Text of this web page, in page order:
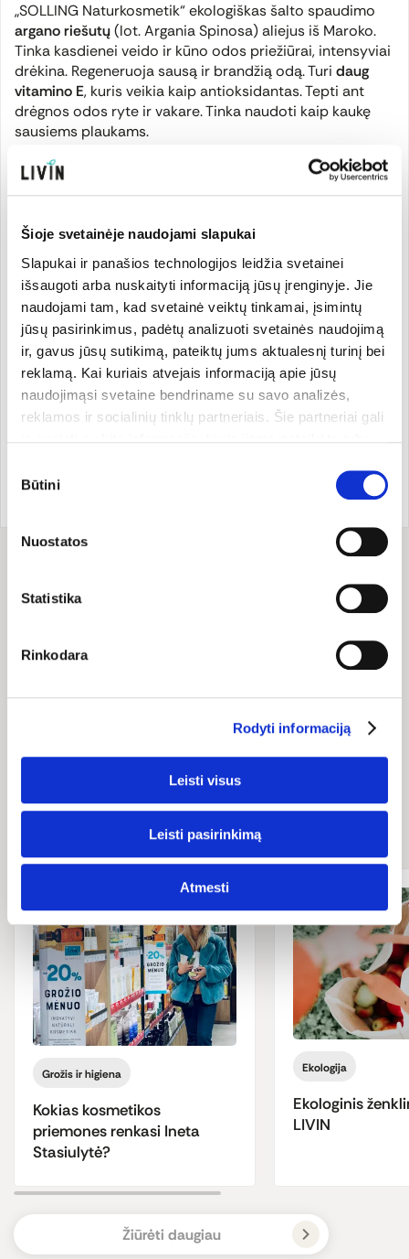
Šioje svetainėje naudojami slapukai
Slapukai ir panašios technologijos leidžia svetainei
išsaugoti arba nuskaityti informaciją jūsų įrenginyje. Jie
naudojami tam, kad svetainė veiktų tinkamai, įsimintų
jūsų pasirinkimus, padėtų analizuoti svetainės naudojimą
ir, gavus jūsų sutikimą, pateiktų jums aktualesnį turinį bei
reklamą. Kai kuriais atvejais informaciją apie jūsų
naudojimąsi svetaine bendriname su savo analizės,
reklamos ir socialinių tinklų partneriais. Šie partneriai gali
pasirinkti, su kuriomis slapukų kategorijomis sutinkate.
Savo sutikimą galite bet kada pakeisti arba atšaukti
atsisakius tam tikrų slapukų dalis svetainės funkcijų gali
pasirinkimas
Būtini
Nuostatos
Statistika
Rinkodara
Rodyti informaciją
Leisti visus
Leisti pasirinkimą
Atmesti
„SOLLING Naturkosmetik“ ekologiškas šalto spaudimo
argano riešutų(lot.Argania Spinosa) aliejus iš Maroko.
Tinka kasdienei veido ir kūno odos priežiūrai, intensyviai
drėkina. Regeneruoja sausą ir brandžią odą. Turi daug
vitamino E, kuris veikia kaip antioksidantas. Tepti ant
drėgnos odos ryte ir vakare. Tinka naudoti kaip kaukę
sausiems plaukams.
„Sensitiv“ linijos aliejai gaminami naudojant neperdirbtas
ir grynas ekologiškas žaliavas. Vertingi aliejai saugo ir
kvapiųjų medžiagų, dažiklių bei konservantų.
Pakuotė: tamsaus stiklo buteliukas su pipete,
kartoninėje dėžutėje.
Gamintojas
Prekės ženklo šalis:
403119225458
Naujienos ir
straipsniai
Grožis ir higiena
Kokias kosmetikos
priemones renkasi Ineta
Stasiulytė?
Ekologija
Ekologinis
LIVIN
Žiūrėti daugiau